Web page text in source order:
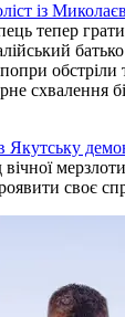
із
тепер
схвалення
Якутську
своє